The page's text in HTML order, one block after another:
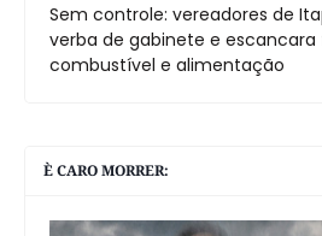
Sem controle: vereadores de
verba de gabinete e escancara
combustível e alimentação
È CARO MORRER: